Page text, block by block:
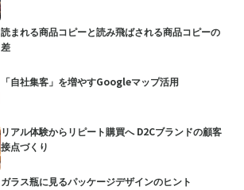
読まれる商品コピーと読み飛ばされる商品コピーの
差
「自社集客」を増やすGoogleマップ活用
リアル体験からリピート購買へ D2Cブランドの顧客
接点づくり
ガラス瓶に見るパッケージデザインのヒント